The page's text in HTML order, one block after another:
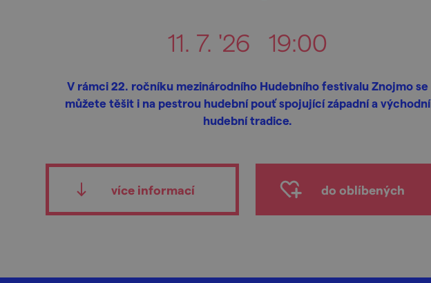
11. 7. '26 19:00
V rámci 22. ročníku mezinárodního Hudebního festivalu Znojmo se
můžete těšit i na pestrou hudební pouť spojující západní a východní
hudební tradice.
více informací do oblíbených